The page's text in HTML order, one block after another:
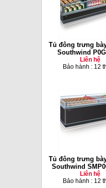
Tủ đông trưng
Southwind
Liên hệ
Bảo hành : 12
Tủ đông trưng
Southwind
Liên hệ
Bảo hành : 12